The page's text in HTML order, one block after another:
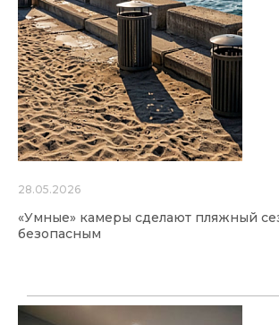
28.05.2026
«Умные» камеры сделают пляжный
безопасным